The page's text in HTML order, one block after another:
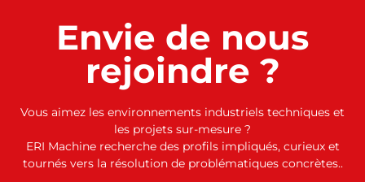
Envie de nous
rejoindre ?
Vous aimez les environnements industriels techniques et
les projets sur-mesure ?
ERI Machine recherche des profils impliqués, curieux et
tournés vers la résolution de problématiques concrètes..